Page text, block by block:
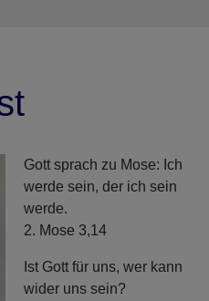
Gott sprach zu Mose: Ich
werde sein, der ich sein
werde.
2. Mose 3,14
Ist Gott für uns, wer kann
wider uns sein?